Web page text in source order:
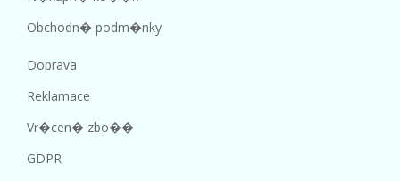
Obchodn� podm�nky
Doprava
Reklamace
Vr�cen� zbo��
GDPR